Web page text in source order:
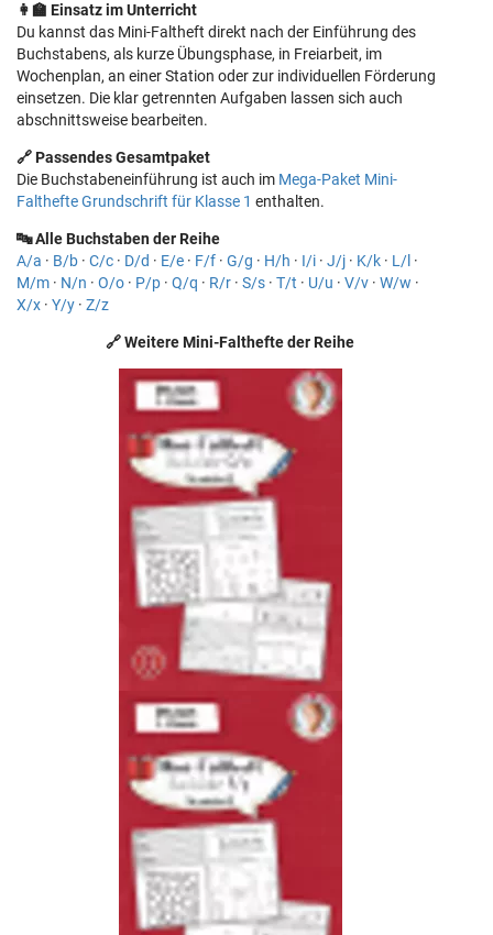
👩‍🏫 Einsatz im Unterricht
Du kannst das Mini-Faltheft direkt nach der Einführung des
Buchstabens, als kurze Übungsphase, in Freiarbeit, im
Wochenplan, an einer Station oder zur individuellen Förderung
einsetzen. Die klar getrennten Aufgaben lassen sich auch
abschnittsweise bearbeiten.
🔗 Passendes Gesamtpaket
Die Buchstabeneinführung ist auch im Mega-Paket Mini-
Falthefte Grundschrift für Klasse 1 enthalten.
🔤 Alle Buchstaben der Reihe
A/a · B/b · C/c · D/d · E/e · F/f · G/g · H/h · I/i · J/j · K/k · L/l ·
M/m · N/n · O/o · P/p · Q/q · R/r · S/s · T/t · U/u · V/v · W/w ·
X/x · Y/y · Z/z
🔗 Weitere Mini-Falthefte der Reihe